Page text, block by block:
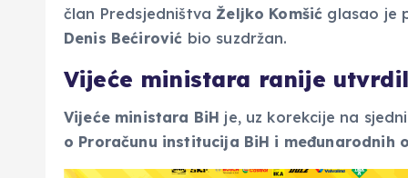
član Predsjedništva Željko Komšić glasao je
Denis Bećirović bio suzdržan.
Vijeće ministara ranije
Vijeće ministara BiH je, uz korekcije na
o Proračunu institucija BiH i međunarodnih